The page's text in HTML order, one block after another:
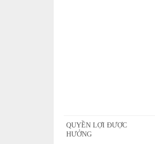
QUYỀN LỢI ĐƯỢC
HƯỞNG